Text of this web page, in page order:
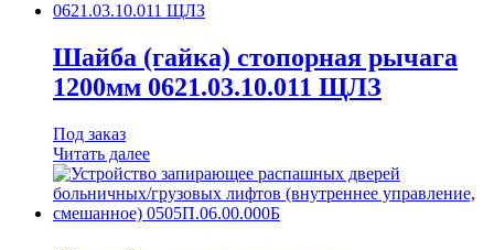
Шайба (гайка) стопорная рычага
1200мм 0621.03.10.011 ЩЛЗ
Под заказ
Читать далее